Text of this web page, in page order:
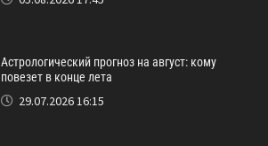
Астрологический прогноз на август: кому
повезет в конце лета
29.07.2026 16:15